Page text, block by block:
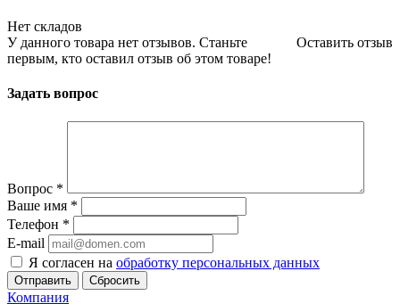
Нет складов
Оставить отзыв
У данного товара нет отзывов. Станьте
первым, кто оставил отзыв об этом товаре!
Задать вопрос
Вопрос *
Ваше имя *
Телефон *
E-mail
Я согласен на обработку персональных данных
Сбросить
Компания